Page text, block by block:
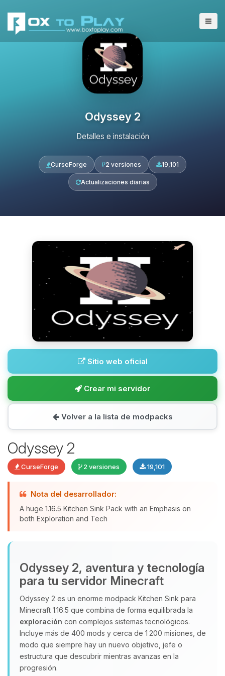
Odyssey 2
Detalles e instalación
CurseForge 2 versiones 19,101
Actualizaciones diarias
Sitio web oficial
Crear mi servidor
Volver a la lista de modpacks
Odyssey 2
CurseForge 2 versiones 19,101
Nota del desarrollador:
A huge 1.16.5 Kitchen Sink Pack with an Emphasis on
both Exploration and Tech
Odyssey 2, aventura y tecnología
para tu servidor Minecraft
Odyssey 2 es un enorme modpack Kitchen Sink para
Minecraft 1.16.5 que combina de forma equilibrada la
exploración con complejos sistemas tecnológicos.
Incluye más de 400 mods y cerca de 1 200 misiones, de
modo que siempre hay un nuevo objetivo, jefe o
estructura que descubrir mientras avanzas en la
progresión.
Yupi, por fin alguien con quien
hablar! Soy Choupy, tu pequeno
10/08/2026 16:34